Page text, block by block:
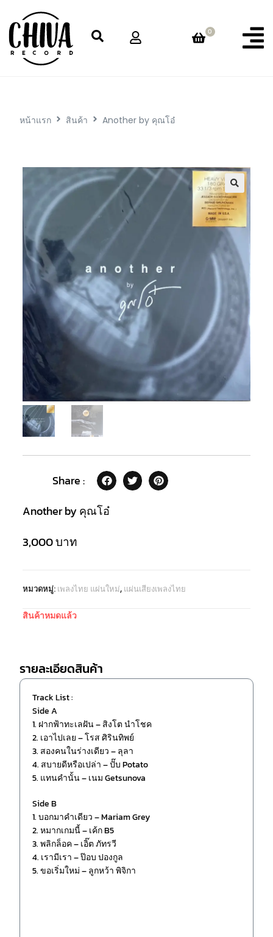
0
หน้าแรก สินค้า Another by คุณโอ๋
Share :
Another by คุณโอ๋
3,000บาท
หมวดหมู่: เพลงไทย แผ่นใหม่, แผ่นเสียงเพลงไทย
สินค้าหมดแล้ว
รายละเอียดสินค้า
Track List :
Side A
1. ฝากฟ้าทะเลฝัน – สิงโต นำโชค
2. เอาไปเลย – โรส ศิรินทิพย์
3. สองคนในร่างเดียว – ลุลา
4. สบายดีหรือเปล่า – ปั๊บ Potato
5. แทนคำนั้น – เนม Getsunova
Side B
1. บอกมาคำเดียว – Mariam Grey
2. หมากเกมนี้ – เค้ก B5
3. พลิกล็อค – เอิ๊ต ภัทรวี
4. เรามีเรา – ป๊อบ ปองกูล
5. ขอเริ่มใหม่ – ลูกหว้า พิจิกา